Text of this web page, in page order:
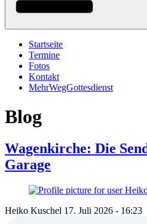
Startseite
Termine
Fotos
Kontakt
MehrWegGottesdienst
Pfadnavigation
Blog
Wagenkirche: Die
Garage
Heiko Kuschel 17. Juli 2026 - 16:23